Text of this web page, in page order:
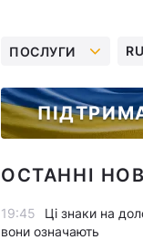
ПОСЛУГИ RU
ОСТАННІ
19:45
Ці знаки на
вони означають